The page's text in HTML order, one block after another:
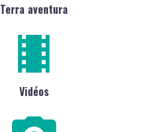
Terra aventura
Vidéos